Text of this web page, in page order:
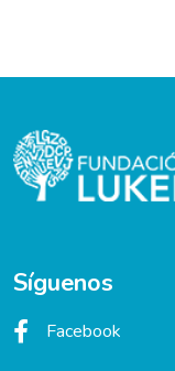
Síguenos
Facebook